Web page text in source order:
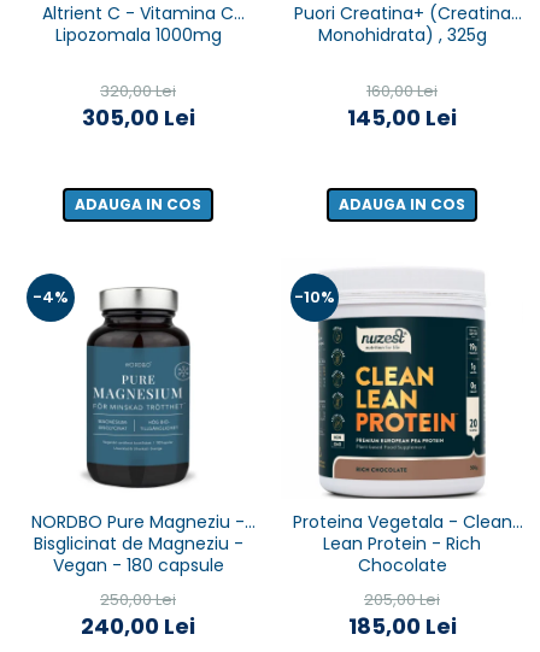
Altrient C - Vitamina C
Lipozomala 1000mg
320,00 Lei
305,00 Lei
ADAUGA IN COS
Puori Creatina+ (Creatina
Monohidrata) , 325g
160,00 Lei
145,00 Lei
ADAUGA IN COS
-4%
NORDBO Pure Magneziu -
Bisglicinat de Magneziu -
Vegan - 180 capsule
250,00 Lei
240,00 Lei
-10%
Proteina Vegetala - Clean
Lean Protein - Rich
Chocolate
205,00 Lei
185,00 Lei